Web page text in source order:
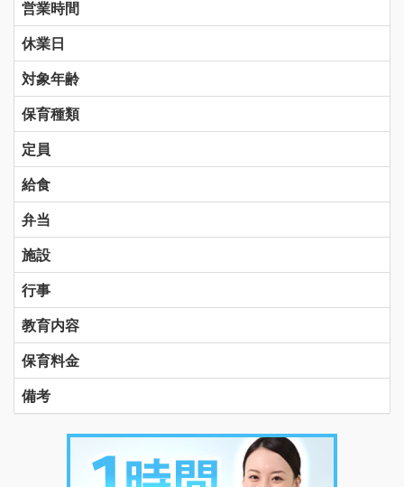
営業時間
休業日
対象年齢
保育種類
定員
給食
弁当
施設
行事
教育内容
保育料金
備考